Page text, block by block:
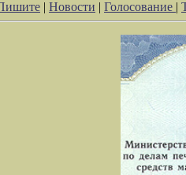
| Новости | Голосование |